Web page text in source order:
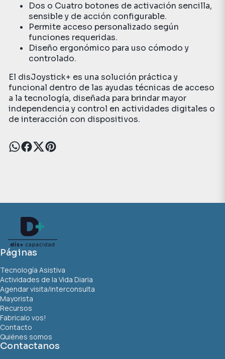
Dos o Cuatro botones de activación sencilla,
sensible y de acción configurable.
Permite acceso personalizado según
funciones requeridas.
Diseño ergonómico para uso cómodo y
controlado.
El disJoystick+ es una solución práctica y
funcional dentro de las ayudas técnicas de acceso
a la tecnología, diseñada para brindar mayor
independencia y control en actividades digitales o
de interacción con dispositivos.
Páginas
Tecnología Asistiva
Actividades de la Vida Diaria
Agendar visita/interconsulta
Mayorista
Recursos
Fabricalo vos!
Contacto
Quiénes somos
Contactanos